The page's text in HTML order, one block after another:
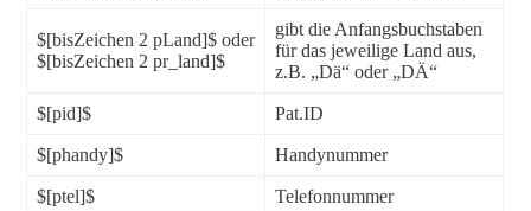
$[bisZeichen 2 pLand]$ oder
$[bisZeichen 2 pr_land]$
gibt die Anfangsbuchstaben
für das jeweilige Land aus,
z.B. „Dä“ oder „DÄ“
$[pid]$ Pat.ID
$[phandy]$ Handynummer
$[ptel]$ Telefonnummer